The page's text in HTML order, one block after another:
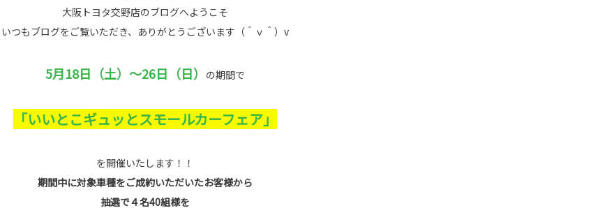
大阪トヨタ交野店のブログへようこそ
いつもブログをご覧いただき、ありがとうございます（＾ｖ＾）v
5月18日（土）～26日（日） の期間で
「いいとこギュッとスモールカーフェア」
を開催いたします！！
期間中に対象車種をご成約いただいたお客様から
抽選で４名40組様を